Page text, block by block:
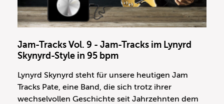
Jam-Tracks Vol. 9 - Jam-Tracks im Lynyrd
Skynyrd-Style in 95 bpm
Lynyrd Skynyrd steht für unsere heutigen Jam
Tracks Pate, eine Band, die sich trotz ihrer
wechselvollen Geschichte seit Jahrzehnten dem